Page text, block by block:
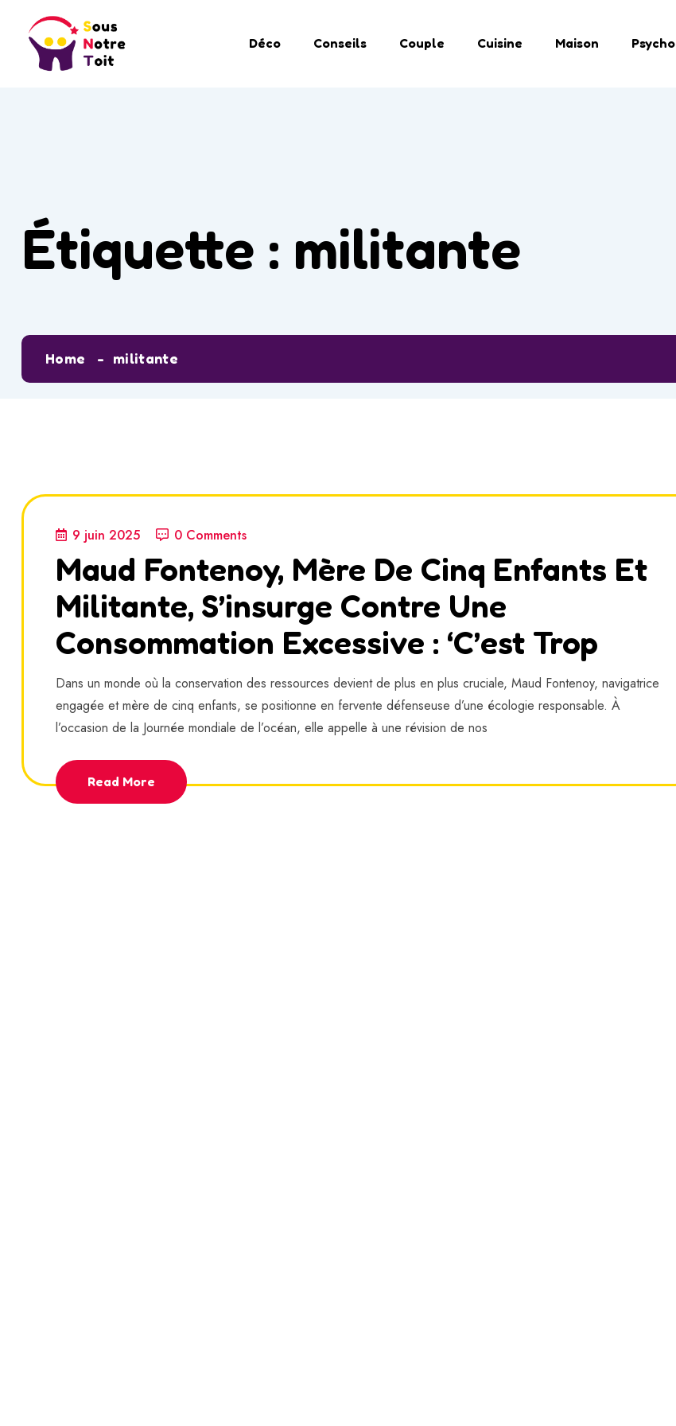
Déco Conseils Couple Cuisine Maison Psycho
Étiquette : militante
Home militante
9 juin 2025 0 Comments
Maud Fontenoy, Mère De Cinq Enfants Et
Militante, S’insurge Contre Une
Consommation Excessive : ‘c’est Trop
Dans un monde où la conservation des ressources devient de plus en plus cruciale, Maud Fontenoy, navigatrice
engagée et mère de cinq enfants, se positionne en fervente défenseuse d’une écologie responsable. À
l’occasion de la Journée mondiale de l’océan, elle appelle à une révision de nos
Read More